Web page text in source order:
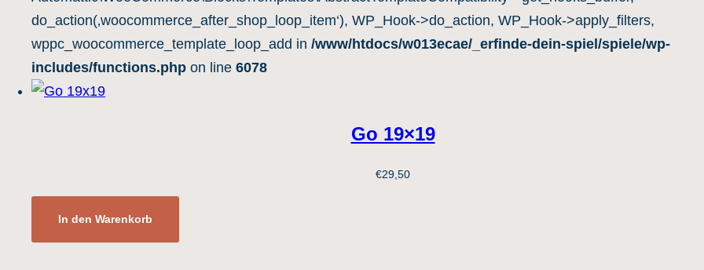
do_action(‚woocommerce_after_shop_loop_item‘), WP_Hook->do_action, WP_Hook->apply_filters,
wppc_woocommerce_template_loop_add in /www/htdocs/w013ecae/_erfinde-dein-spiel/spiele/wp-
includes/functions.php on line 6078
Go 19×19
€29,50
In den Warenkorb